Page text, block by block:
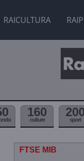
RAICULTURA
160
culture
200
sport
FTSE MIB